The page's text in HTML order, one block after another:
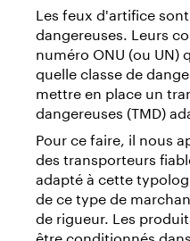
Les feux d'artifice
dangereuses. Leurs
numéro ONU (ou UN)
quelle classe de
mettre en place un
dangereuses (TMD)
Pour ce faire, il nous
des transporteurs
adapté à cette
de ce type de
de rigueur. Les
être conditionnés